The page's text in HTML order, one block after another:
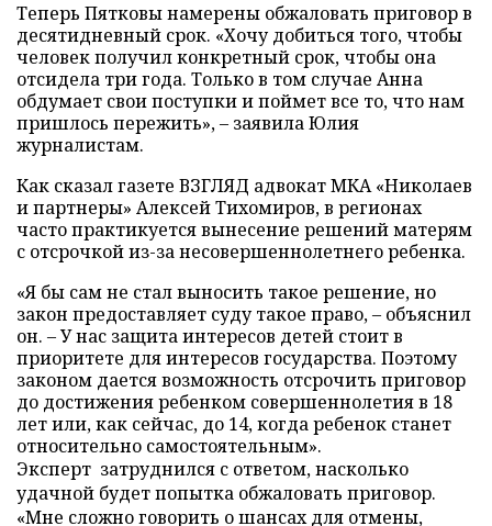
Теперь Пятковы намерены обжаловать приговор в
десятидневный срок. «Хочу добиться того, чтобы
человек получил конкретный срок, чтобы она
отсидела три года. Только в том случае Анна
обдумает свои поступки и поймет все то, что нам
пришлось пережить»,– заявила Юлия
журналистам.
Как сказал газете ВЗГЛЯД адвокат МКА «Николаев
и партнеры» Алексей Тихомиров, в регионах
часто практикуется вынесение решений матерям
с отсрочкой из-за несовершеннолетнего ребенка.
«Я бы сам не стал выносить такое решение, но
закон предоставляет суду такое право,– объяснил
он. – У нас защита интересов детей стоит в
приоритете для интересов государства. Поэтому
законом дается возможность отсрочить приговор
до достижения ребенком совершеннолетия в 18
лет или, как сейчас, до 14, когда ребенок станет
относительно самостоятельным».
Эксперт затруднился с ответом, насколько
удачной будет попытка обжаловать приговор.
«Мне сложно говорить о шансах для отмены,